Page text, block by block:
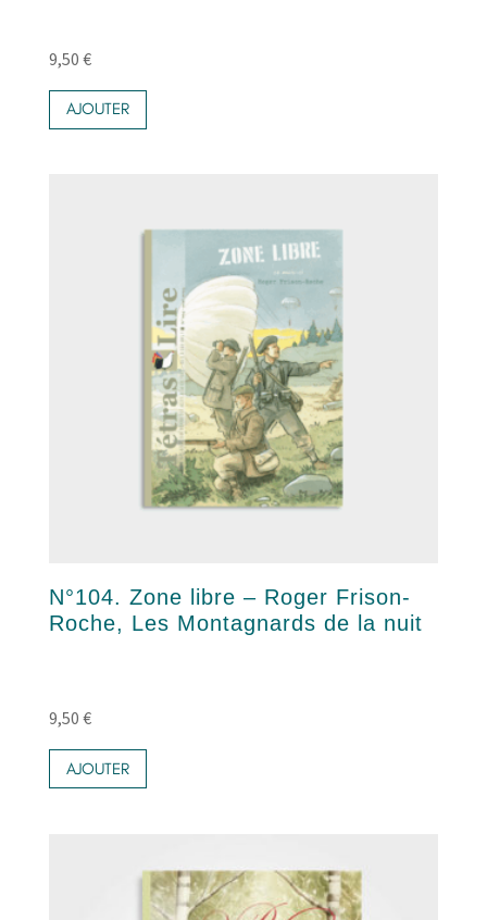
9,50 €
AJOUTER
N°104. Zone libre – Roger Frison-
Roche, Les Montagnards de la nuit
9,50 €
AJOUTER